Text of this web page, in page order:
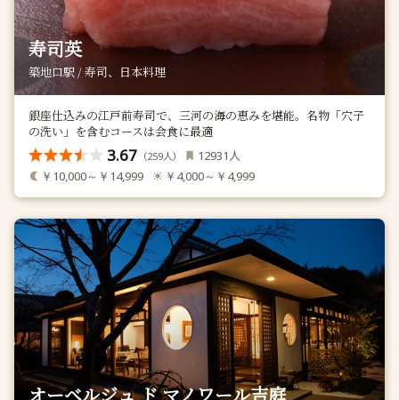
寿司英
築地口駅 / 寿司、日本料理
銀座仕込みの江戸前寿司で、三河の海の恵みを堪能。名物「穴子
の洗い」を含むコースは会食に最適
3.67 （259人） 12931 人
￥10,000～￥14,999 ￥4,000～￥4,999
オーベルジュ ド マノワール吉庭